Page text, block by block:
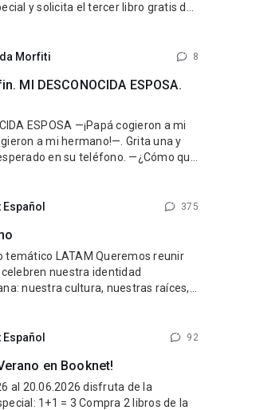
y solicita el tercer libro gratis de
Escribe al Soporte Técnico y
Morfiti 8
MI DESCONOCIDA ESPOSA.
—¡Papá cogieron a mi
a mi hermano!—. Grita una y
en su teléfono. —¿Cómo que
hizo
375
temático LATAM Queremos reunir
nuestra identidad
nuestra cultura, nuestras raíces,
que refleje lo mejor de nuestra
romance, fantasía,
92
en Booknet!
al 20.06.2026 disfruta de la
1+1 = 3 Compra 2 libros de la